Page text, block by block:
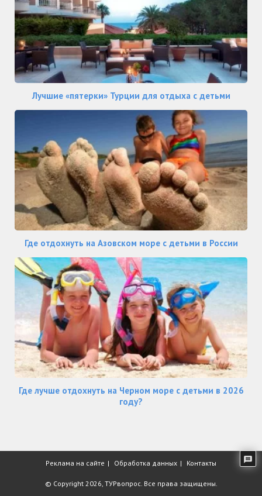
Лучшие «пятерки» Турции для отдыха с детьми
Где отдохнуть на Азовском море с детьми в России
Где лучше отдохнуть на Черном море с детьми в 2026
году?
Реклама на сайте Обработка данных Контакты
© Copyright 2026, ТУРвопрос. Все права защищены.